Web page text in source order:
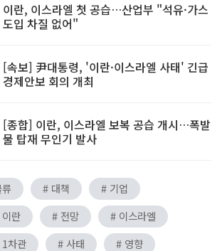
이란, 이스라엘 첫 공습…산업부 "석유·가스
도입 차질 없어"
[속보] 尹대통령, '이란·이스라엘 사태' 긴급
경제안보 회의 개최
[종합] 이란, 이스라엘 보복 공습 개시…폭발
물 탑재 무인기 발사
# 대책
# 기업
란 # 전망
# 이스라엘
차관 # 사태
# 영향